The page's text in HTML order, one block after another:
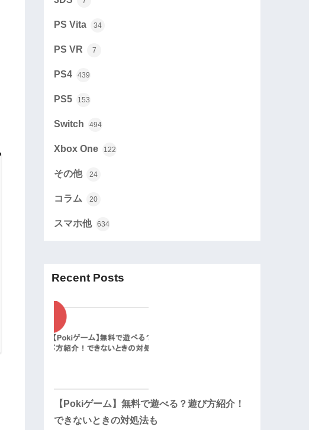
PS Vita 34
PS VR 7
PS4 439
PS5 153
Switch 494
Xbox One 122
その他 24
コラム 20
スマホ他 634
Recent Posts
【Pokiゲーム】無料で遊べる？遊び方紹介！
できないときの対処法も